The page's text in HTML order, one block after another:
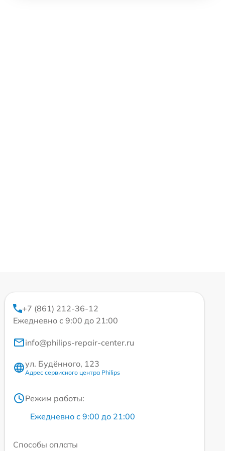
+7 (861) 212-36-12
Ежедневно с 9:00 до 21:00
info@philips-repair-center.ru
ул. Будённого, 123
Адрес сервисного центра Philips
Режим работы:
Ежедневно с 9:00 до 21:00
Способы оплаты